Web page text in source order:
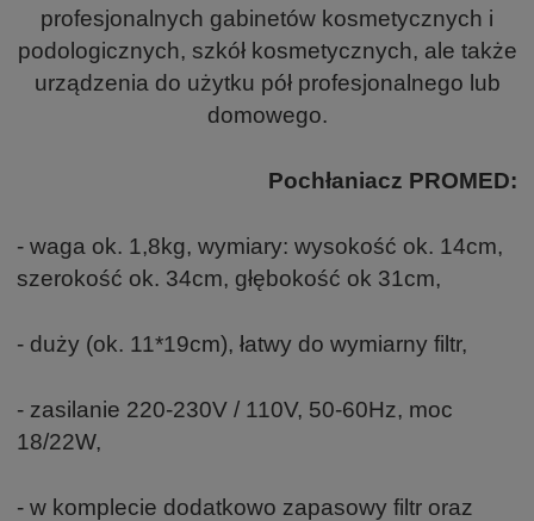
profesjonalnych gabinetów kosmetycznych i
podologicznych, szkół kosmetycznych, ale także
urządzenia do użytku pół profesjonalnego lub
domowego.
Pochłaniacz PROMED:
- waga ok. 1,8kg, wymiary: wysokość ok. 14cm,
szerokość ok. 34cm, głębokość ok 31cm,
- duży (ok. 11*19cm), łatwy do wymiarny filtr,
- zasilanie 220-230V / 110V, 50-60Hz, moc
18/22W,
- w komplecie dodatkowo zapasowy filtr oraz